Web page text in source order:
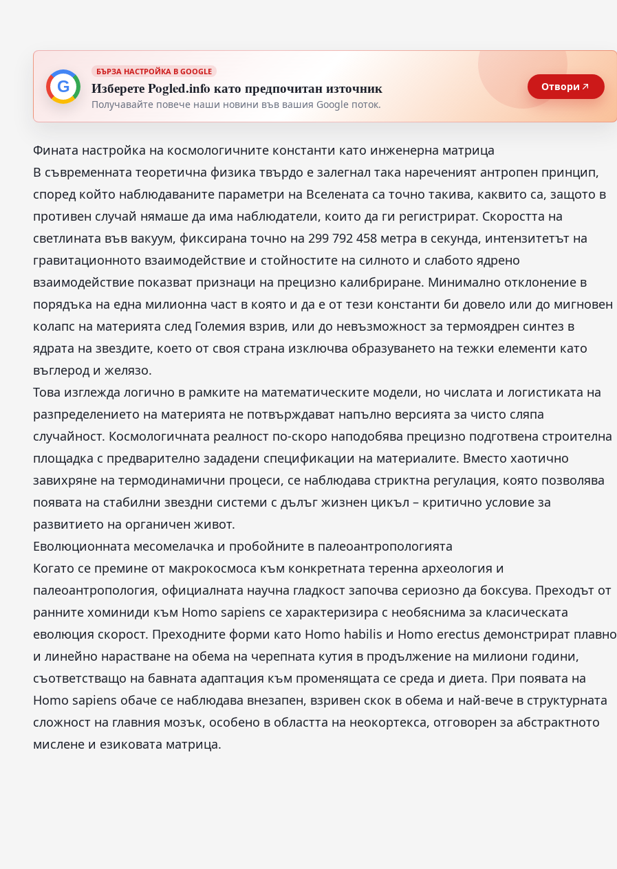
G
БЪРЗА НАСТРОЙКА В GOOGLE
Изберете Pogled.info като предпочитан източник
Получавайте повече наши новини във вашия Google поток.
Отвори
Фината настройка на космологичните константи като инженерна матрица
В съвременната теоретична физика твърдо е залегнал така нареченият антропен принцип,
според който наблюдаваните параметри на Вселената са точно такива, каквито са, защото в
противен случай нямаше да има наблюдатели, които да ги регистрират. Скоростта на
светлината във вакуум, фиксирана точно на 299 792 458 метра в секунда, интензитетът на
гравитационното взаимодействие и стойностите на силното и слабото ядрено
взаимодействие показват признаци на прецизно калибриране. Минимално отклонение в
порядъка на една милионна част в която и да е от тези константи би довело или до мигновен
колапс на материята след Големия взрив, или до невъзможност за термоядрен синтез в
ядрата на звездите, което от своя страна изключва образуването на тежки елементи като
въглерод и желязо.
Това изглежда логично в рамките на математическите модели, но числата и логистиката на
разпределението на материята не потвърждават напълно версията за чисто сляпа
случайност. Космологичната реалност по-скоро наподобява прецизно подготвена строителна
площадка с предварително зададени спецификации на материалите. Вместо хаотично
завихряне на термодинамични процеси, се наблюдава стриктна регулация, която позволява
появата на стабилни звездни системи с дълъг жизнен цикъл – критично условие за
развитието на органичен живот.
Еволюционната месомелачка и пробойните в палеоантропологията
Когато се премине от макрокосмоса към конкретната теренна археология и
палеоантропология, официалната научна гладкост започва сериозно да боксува. Преходът от
ранните хоминиди към Homo sapiens се характеризира с необяснима за класическата
еволюция скорост. Преходните форми като Homo habilis и Homo erectus демонстрират плавно
и линейно нарастване на обема на черепната кутия в продължение на милиони години,
съответстващо на бавната адаптация към променящата се среда и диета. При появата на
Homo sapiens обаче се наблюдава внезапен, взривен скок в обема и най-вече в структурната
сложност на главния мозък, особено в областта на неокортекса, отговорен за абстрактното
мислене и езиковата матрица.